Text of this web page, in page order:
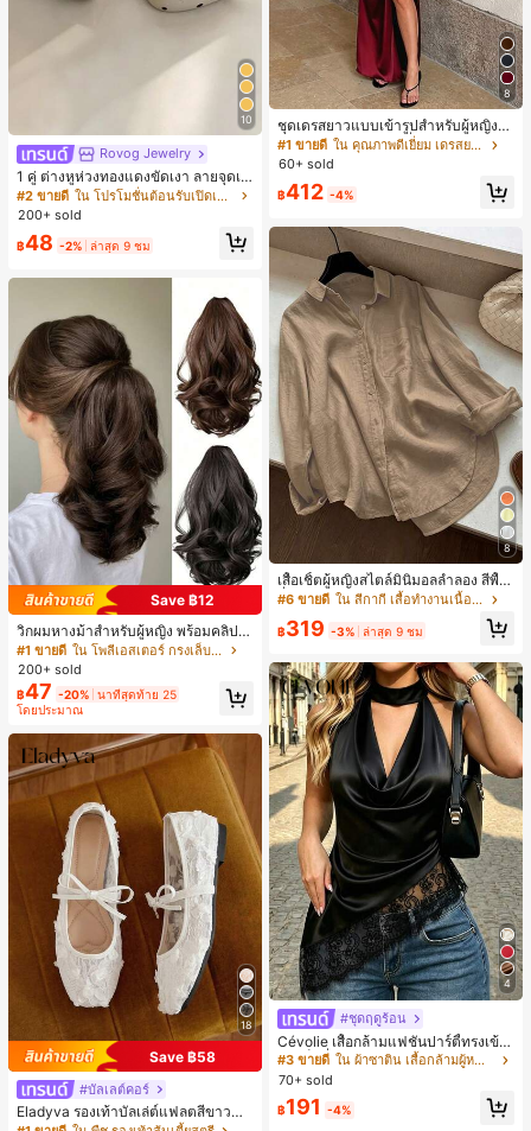
10
Rovog Jewelry
1 คู่ ต่างหูห่วงทองแดงขัดเงา ลายจุดเร
ขาคณิตสไตล์มินิมอล เหมาะสำหรับสว
มใส่ประจำวันแบบสบายๆ สำหรับผู้หญิง
#2 ขายดี
ใน โปรโมชั่นต้อนรับเปิดเทอม ต่างหูผู้หญิง
200+ sold
฿48 -2% ล่าสุด 9 ชม
Save ฿12
วิกผมหางม้าสำหรับผู้หญิง พร้อมคลิป เ
ชือกรูด และลอนผมทรงลูกแพร์ วิกผมห
างม้าสั้นธรรมชาติและมีวอลลุ่ม
#1 ขายดี
ใน โพลีเอสเตอร์ กรงเล็บผม
200+ sold
฿47 -20% นาทีสุดท้าย 25
โดยประมาณ
18
Save ฿58
#บัลเลต์คอร์
Eladyva รองเท้าบัลเล่ต์แฟลตสีขาวสำ
8
ชุดเดรสยาวแบบเข้ารูปสำหรับผู้หญิงสี
แดงไวน์หรูหรา สายเดี่ยว ผ้าถักลูกไม้ มี
รอยผ่าด้านข้าง สำหรับปีใหม่และงานอี
#1 ขายดี
ใน คุณภาพดีเยี่ยม เดรสยาว
60+ sold
฿412 -4%
8
เสื้อเชิ้ตผู้หญิงสไตล์มินิมอลลำลอง สีพื้น
กึ่งโปร่งแสง สำหรับใส่ไปทำงาน กระดุ
#6 ขายดี ใน สีกากี เสื้อทำงานเนื้อผ้านุ่ม
฿319 -3% ล่าสุด 9 ชม
4
#ชุดฤดูร้อน
Cévolie เสื้อกล้ามแฟชั่นปาร์ตี้ทรงเข้า
รูป เซ็กซี่ คอเดรป คอคาวล์ จับย่น แต่ง
ลูกไม้ ดีไซน์ต่อผ้า เปิดหลัง แขนกุด
#3 ขายดี
ใน ผ้าซาติน เสื้อกล้ามผู้หญิง & Camis
70+ sold
฿191 -4%